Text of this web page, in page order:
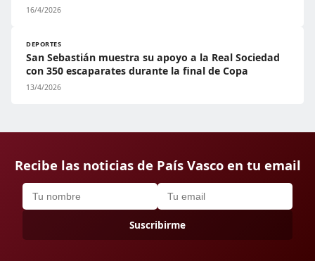
16/4/2026
DEPORTES
San Sebastián muestra su apoyo a la Real Sociedad
con 350 escaparates durante la final de Copa
13/4/2026
Recibe las noticias de País Vasco en tu email
Suscribirme